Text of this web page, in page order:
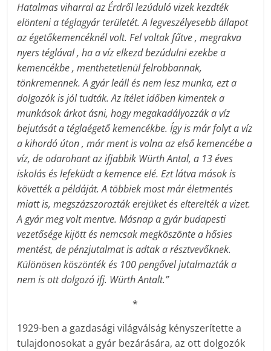
Hatalmas viharral az Érdről lezúduló vizek kezdték
elönteni a téglagyár területét. A legveszélyesebb állapot
az égetőkemencéknél volt. Fel voltak fűtve , megrakva
nyers téglával , ha a víz elkezd bezúdulni ezekbe a
kemencékbe , menthetetlenül felrobbannak,
tönkremennek. A gyár leáll és nem lesz munka, ezt a
dolgozók is jól tudták. Az ítélet időben kimentek a
munkások árkot ásni, hogy megakadályozzák a víz
bejutását a téglaégető kemencékbe. Így is már folyt a víz
a kihordó úton , már ment is volna az első kemencébe a
víz, de odarohant az ifjabbik Würth Antal, a 13 éves
iskolás és lefeküdt a kemence elé. Ezt látva mások is
követték a példáját. A többiek most már életmentés
miatt is, megszázszorozták erejüket és elterelték a vizet.
A gyár meg volt mentve. Másnap a gyár budapesti
vezetősége kijött és nemcsak megköszönte a hősies
mentést, de pénzjutalmat is adtak a résztvevőknek.
Különösen köszönték és 100 pengővel jutalmazták a
nem is ott dolgozó ifj. Würth Antalt.”
*
1929-ben a gazdasági világválság kényszerítette a
tulajdonosokat a gyár bezárására, az ott dolgozók